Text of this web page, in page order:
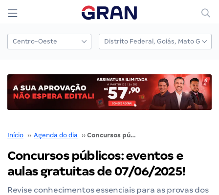
Início ›› Agenda do dia ›› Concursos públicos: eventos e aulas gratuitas de 07/06/2025!
Concursos públicos: eventos e
aulas gratuitas de 07/06/2025!
Revise conhecimentos essenciais para as provas dos